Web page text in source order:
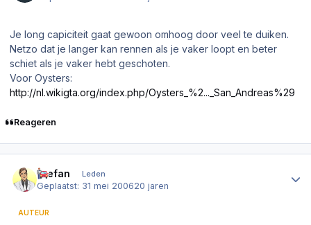
Je long capiciteit gaat gewoon omhoog door veel te duiken.
Netzo dat je langer kan rennen als je vaker loopt en beter
schiet als je vaker hebt geschoten.
Voor Oysters:
http://nl.wikigta.org/index.php/Oysters_%2..._San_Andreas%29
Reageren
Stefan Leden
Geplaatst: 31 mei 200620 jaren
AUTEUR